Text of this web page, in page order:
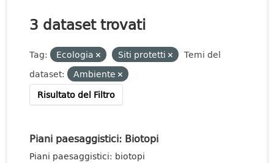
3 dataset trovati
Tag: Ecologia Siti protetti
Temi del
dataset:
Ambiente
Risultato del Filtro
Piani paesaggistici: Biotopi
Piani paesaggistici: biotopi